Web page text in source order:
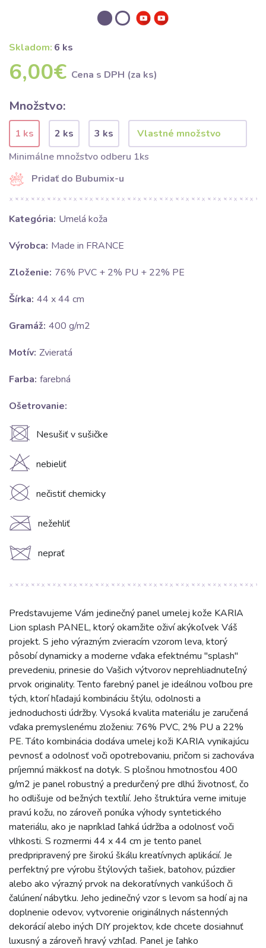
Skladom: 6 ks
6,00€ Cena s DPH (za ks)
Množstvo:
1 ks 2 ks
3 ks
Minimálne množstvo odberu 1ks
Pridať do Bubumix-u
Kategória: Umelá koža
Výrobca: Made in FRANCE
Zloženie: 76% PVC + 2% PU + 22% PE
Šírka: 44 x 44 cm
Gramáž: 400 g/m2
Motív: Zvieratá
Farba: farebná
Ošetrovanie:
U Nesušiť v sušičke
H nebieliť
K nečistiť chemicky
C nežehliť
d neprať
Predstavujeme Vám jedinečný panel umelej kože KARIA
Lion splash PANEL, ktorý okamžite oživí akýkoľvek Váš
projekt. S jeho výrazným zvieracím vzorom leva, ktorý
pôsobí dynamicky a moderne vďaka efektnému "splash"
prevedeniu, prinesie do Vašich výtvorov neprehliadnuteľný
prvok originality. Tento farebný panel je ideálnou voľbou pre
tých, ktorí hľadajú kombináciu štýlu, odolnosti a
jednoduchosti údržby. Vysoká kvalita materiálu je zaručená
vďaka premyslenému zloženiu: 76% PVC, 2% PU a 22%
PE. Táto kombinácia dodáva umelej koži KARIA vynikajúcu
pevnosť a odolnosť voči opotrebovaniu, pričom si zachováva
príjemnú mäkkosť na dotyk. S plošnou hmotnosťou 400
g/m2 je panel robustný a predurčený pre dlhú životnosť, čo
ho odlišuje od bežných textílií. Jeho štruktúra verne imituje
pravú kožu, no zároveň ponúka výhody syntetického
materiálu, ako je napríklad ľahká údržba a odolnosť voči
vlhkosti. S rozmermi 44 x 44 cm je tento panel
predpripravený pre širokú škálu kreatívnych aplikácií. Je
perfektný pre výrobu štýlových tašiek, batohov, púzdier
alebo ako výrazný prvok na dekoratívnych vankúšoch či
čalúnení nábytku. Jeho jedinečný vzor s levom sa hodí aj na
doplnenie odevov, vytvorenie originálnych nástenných
dekorácií alebo iných DIY projektov, kde chcete dosiahnuť
luxusný a zároveň hravý vzhľad. Panel je ľahko